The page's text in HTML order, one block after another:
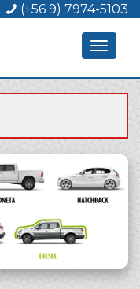
(+56 9) 7974-5103
Toggle